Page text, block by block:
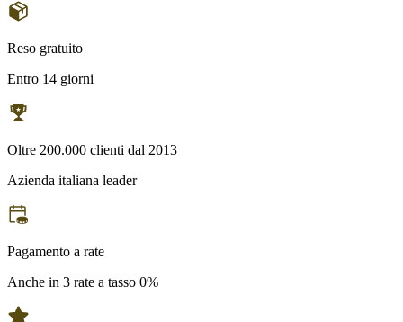
Reso gratuito
Entro 14 giorni
Oltre 200.000 clienti dal 2013
Azienda italiana leader
Pagamento a rate
Anche in 3 rate a tasso 0%